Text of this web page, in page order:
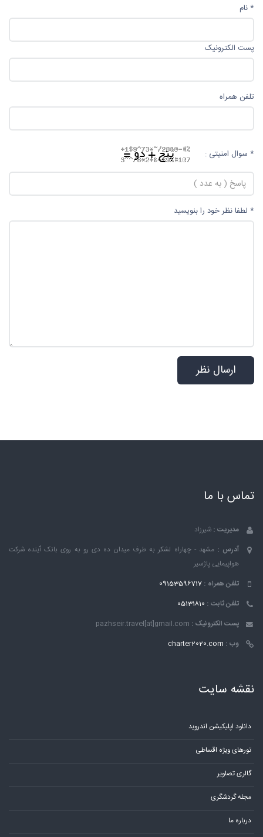
* نام
پست الکترونیک
تلفن همراه
* سوال امنیتی :
* لطفا نظر خود را بنویسید
تماس با ما
مدیریت : شیرزاد
آدرس : مشهد - چهاراه لشکر به طرف میدان ده دی رو به روی بانک ٱینده شرکت
هواپیمایی پاژسیر
تلفن همراه : 09153596717
تلفن ثابت : 05131810
پست الکترونیک : pazhseir.travel[at]gmail.com
وب : charter2020.com
نقشه سایت
دانلود اپلیکیشن اندروید
تورهای ویژه اقساطی
گالری تصاویر
مجله گردشگری
درباره ما